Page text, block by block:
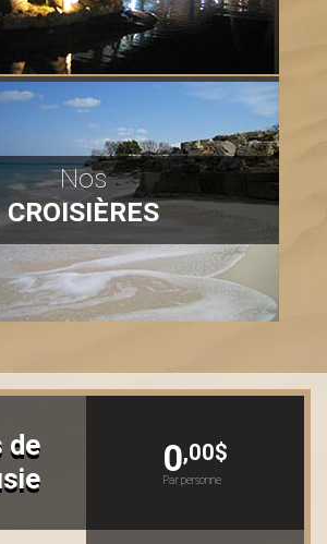
Nos
CROISIÈRES
de
0,00$
Par personne